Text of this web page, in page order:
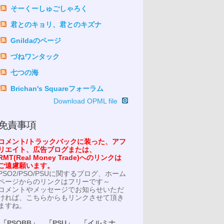
そーくーしゅごしゃろく
君とのキョリ、君とのキズナ
Gnildaのページ
づねワンタック
七つの海
Brichan's Squareフォーラム
Download OPML file
責事項
メント/トラックバックに装った、アフ
エイト、広告ブログまたは、
Money Trade)へのリンクは
遠慮願います。
PSO/PSUに関するブログ、ホーム
ージからのリンクはフリーです～
メントやメッセージでお知らせいただ
れば、こちらからもリンクさせて頂き
すね。